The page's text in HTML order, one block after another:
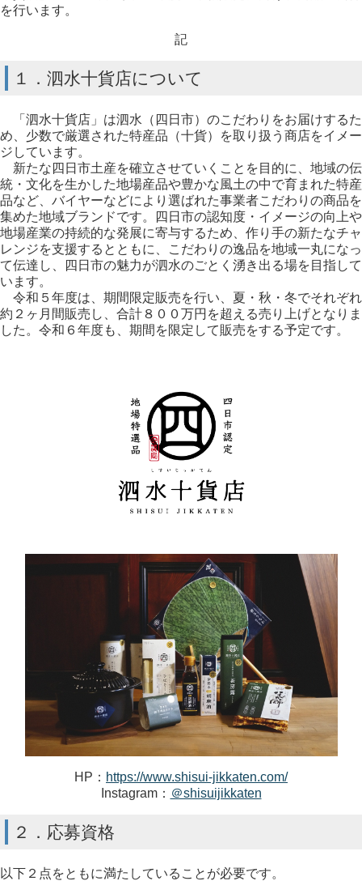
を行います。
記
１．泗水十貨店について
「泗水十貨店」は泗水（四日市）のこだわりをお届けするた
め、少数で厳選された特産品（十貨）を取り扱う商店をイメー
ジしています。
新たな四日市土産を確立させていくことを目的に、地域の伝
統・文化を生かした地場産品や豊かな風土の中で育まれた特産
品など、バイヤーなどにより選ばれた事業者こだわりの商品を
集めた地域ブランドです。四日市の認知度・イメージの向上や
地場産業の持続的な発展に寄与するため、作り手の新たなチャ
レンジを支援するとともに、こだわりの逸品を地域一丸になっ
て伝達し、四日市の魅力が泗水のごとく湧き出る場を目指して
います。
令和５年度は、期間限定販売を行い、夏・秋・冬でそれぞれ
約２ヶ月間販売し、合計８００万円を超える売り上げとなりま
した。令和６年度も、期間を限定して販売をする予定です。
HP： https://www.shisui-jikkaten.com/
Instagram： ＠shisuijikkaten
２．応募資格
以下２点をともに満たしていることが必要です。